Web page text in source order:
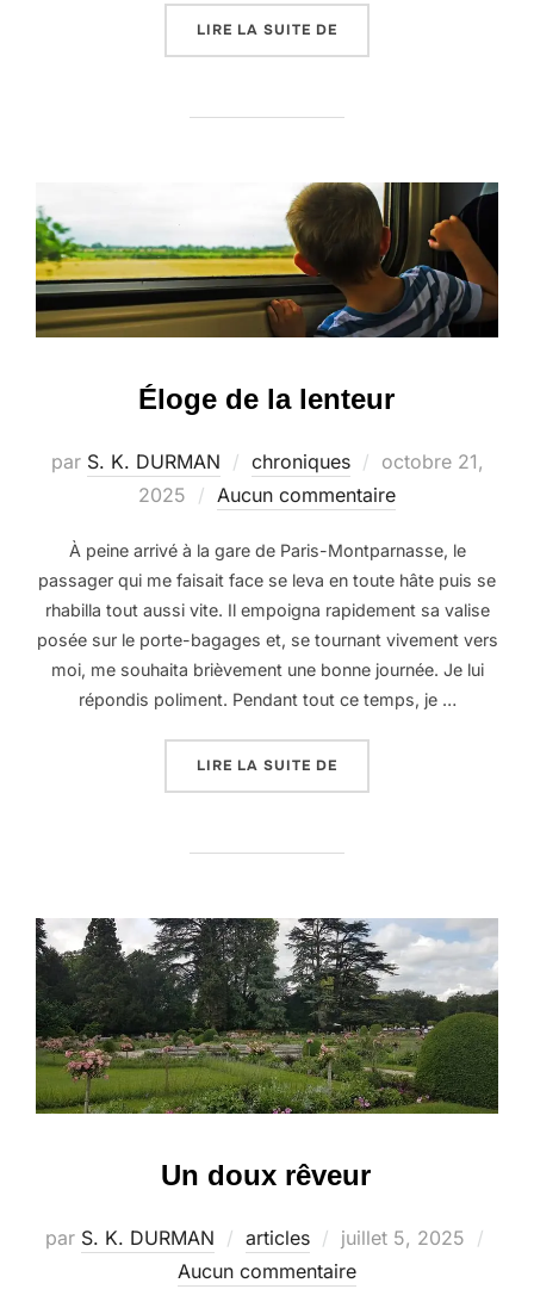
LIRE LA SUITE DE
Éloge de la lenteur
par S. K. DURMAN chroniques
Publié
le
octobre 21,
2025
Aucun commentaire
À peine arrivé à la gare de Paris-Montparnasse, le
passager qui me faisait face se leva en toute hâte puis se
rhabilla tout aussi vite. Il empoigna rapidement sa valise
posée sur le porte-bagages et, se tournant vivement vers
moi, me souhaita brièvement une bonne journée. Je lui
répondis poliment. Pendant tout ce temps, je …
LIRE LA SUITE DE
Un doux rêveur
par S. K. DURMAN articles
Publié
le
juillet 5, 2025
Aucun commentaire